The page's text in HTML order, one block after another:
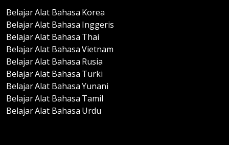
Belajar Alat Bahasa Korea
Belajar Alat Bahasa Inggeris
Belajar Alat Bahasa Thai
Belajar Alat Bahasa Vietnam
Belajar Alat Bahasa Rusia
Belajar Alat Bahasa Turki
Belajar Alat Bahasa Yunani
Belajar Alat Bahasa Tamil
Belajar Alat Bahasa Urdu